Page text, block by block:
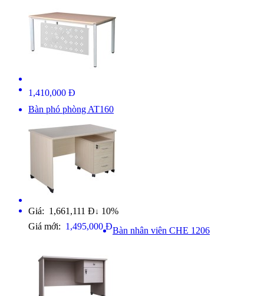
1,410,000 Đ
Bàn phó phòng AT160
Giá: 1,661,111 Đ ↓ 10%
Giá mới: 1,495,000 ĐBàn nhân viên CHE 1206